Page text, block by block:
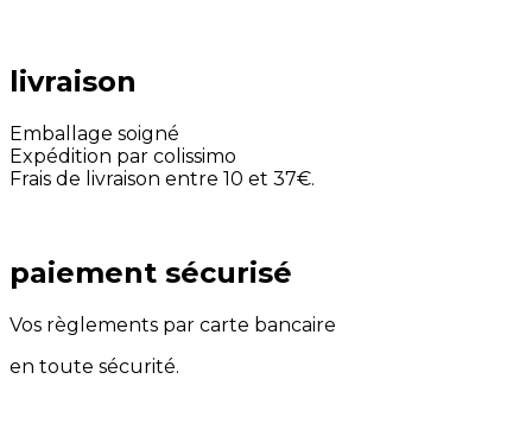
livraison
Emballage soigné
Expédition par colissimo
Frais de livraison entre 10 et 37€.
paiement sécurisé
Vos règlements par carte bancaire
en toute sécurité.